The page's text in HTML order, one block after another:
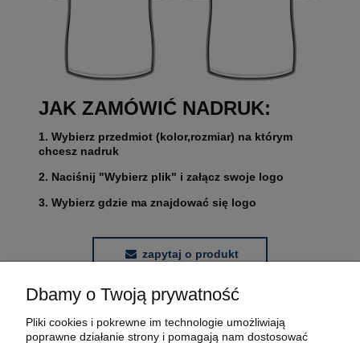
JAK ZAMÓWIĆ NADRUK:
1. Wybierz przedmiot (kolor,rozmiar) na którym
chcesz nadruk
2. Naciśnij "Wybierz plik" i załącz swoje logo
3. Wybierz gdzie ma znajdować się logo
zapytaj o produkt
Dbamy o Twoją prywatność
Pliki cookies i pokrewne im technologie umożliwiają
poprawne działanie strony i pomagają nam dostosować